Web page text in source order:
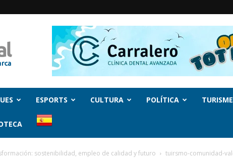
ESPORTS CULTURA POLÍTICA TURISME
sostenibilidad, empleo de calidad y futuro tuirsmo-comunidad-